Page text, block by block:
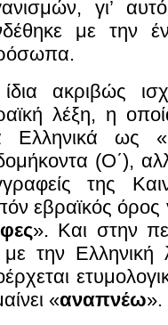
γι’
με την
ακριβώς
λέξη, η
Ελληνικά ως
(Ο΄),
της
εβραϊκός όρος
». Και στην
με την Ελληνική
«αναπνέω».